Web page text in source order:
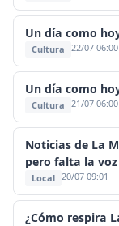
Un día como
Cultura 22/07 06:00
Un día como
Cultura 21/07 06:00
Noticias de La
pero falta la
Local 20/07 09:01
¿Cómo respira